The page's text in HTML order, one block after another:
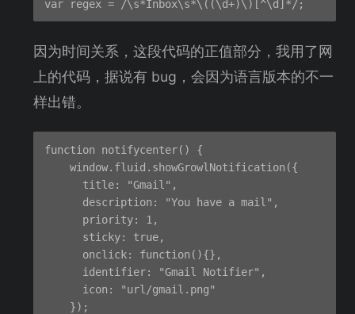
因为时间关系，这段代码的正值部分，我用了网
上的代码，据说有 bug，会因为语言版本的不一
样出错。
function notifycenter() {
    window.fluid.showGrowlNotification({
      title: "Gmail",
      description: "You have a mail",
      priority: 1,
      sticky: true,
      onclick: function(){},
      identifier: "Gmail Notifier",
      icon: "url/gmail.png"
    });